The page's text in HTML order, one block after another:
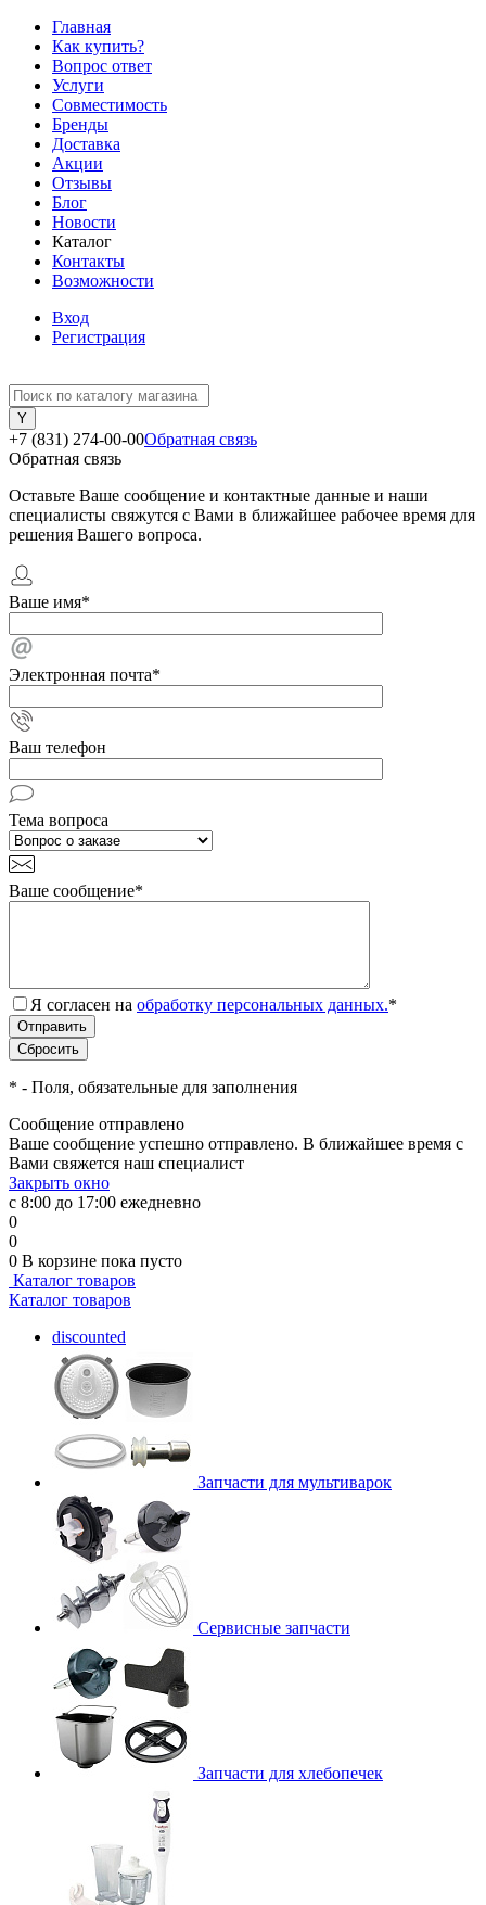
Главная
Как купить?
Вопрос ответ
Услуги
Совместимость
Бренды
Доставка
Акции
Отзывы
Блог
Новости
Каталог
Контакты
Возможности
Вход
Регистрация
+7 (831) 274-00-00Обратная связь
Обратная связь
Оставьте Ваше сообщение и контактные данные и наши
специалисты свяжутся с Вами в ближайшее рабочее время для
решения Вашего вопроса.
Ваше имя*
Электронная почта*
Ваш телефон
Тема вопроса
Ваше сообщение*
Я согласен на обработку персональных данных.*
* - Поля, обязательные для заполнения
Сообщение отправлено
Ваше сообщение успешно отправлено. В ближайшее время с
Вами свяжется наш специалист
Закрыть окно
с 8:00 до 17:00 ежедневно
0
0
0 В корзине пока пусто
Каталог товаров
Каталог товаров
discounted
Запчасти для мультиварок
Сервисные запчасти
Запчасти для хлебопечек